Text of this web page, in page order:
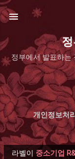
정부에서 발표하는
개인정보처
라벨이 중소기업